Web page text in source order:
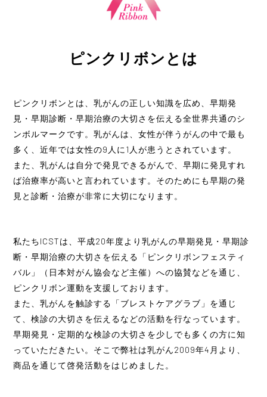
ピンクリボンとは
ピンクリボンとは、乳がんの正しい知識を広め、早期発
見・早期診断・早期治療の大切さを伝える全世界共通のシ
ンボルマークです。乳がんは、女性が伴うがんの中で最も
多く、近年では女性の9人に1人が患うとされています。
また、乳がんは自分で発見できるがんで、早期に発見すれ
ば治療率が高いと言われています。そのためにも早期の発
見と診断・治療が非常に大切になります。
私たちICSTは、平成20年度より乳がんの早期発見・早期診
断・早期治療の大切さを伝える「ピンクリボンフェスティ
バル」（日本対がん協会など主催）への協賛などを通じ、
ピンクリボン運動を支援しております。
また、乳がんを触診する「ブレストケアグラブ」を通じ
て、検診の大切さを伝えるなどの活動を行なっています。
早期発見・定期的な検診の大切さを少しでも多くの方に知
っていただきたい。そこで弊社は乳がん2009年4月より、
商品を通じて啓発活動をはじめました。